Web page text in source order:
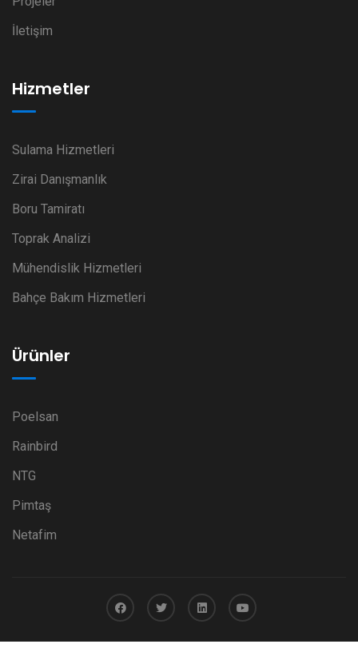
İletişim
Hizmetler
Sulama Hizmetleri
Zirai Danışmanlık
Boru Tamiratı
Toprak Analizi
Mühendislik Hizmetleri
Bahçe Bakım Hizmetleri
Ürünler
Poelsan
Rainbird
NTG
Pimtaş
Netafim